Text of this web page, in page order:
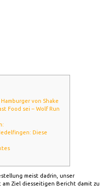
von Shake
Food sei – Wolf Run
Diese
meist dadrin, unser
Ziel diesseitigen Bericht damit zu